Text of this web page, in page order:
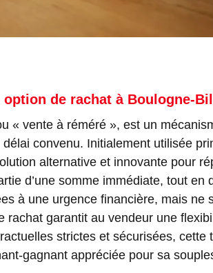
de rachat à Boulogne-
« vente à réméré », est un
convenu. Initialement utilisée
alternative et innovante pour
d’une somme immédiate, tout
à une urgence financière, mais
garantit au vendeur une
strictes et sécurisées,
gagnant appréciée pour sa